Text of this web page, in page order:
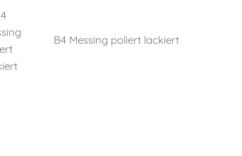
B4 Messing poliert lackiert